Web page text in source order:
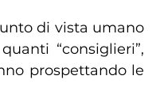
di vista umano
“consiglieri”,
prospettando le